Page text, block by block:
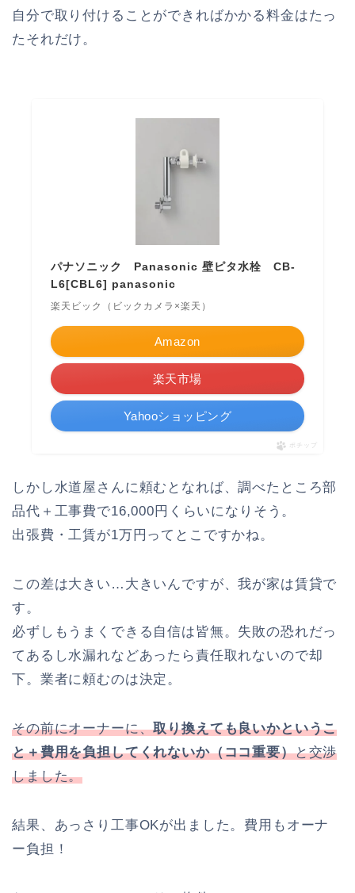
自分で取り付けることができればかかる料金はたっ
たそれだけ。
パナソニック Panasonic 壁ピタ水栓 CB-
L6[CBL6] panasonic
楽天ビック（ビックカメラ×楽天）
Amazon
楽天市場
Yahooショッピング
ポチップ
しかし水道屋さんに頼むとなれば、調べたところ部
品代＋工事費で16,000円くらいになりそう。
出張費・工賃が1万円ってとこですかね。
この差は大きい…大きいんですが、我が家は賃貸で
す。
必ずしもうまくできる自信は皆無。失敗の恐れだっ
てあるし水漏れなどあったら責任取れないので却
下。業者に頼むのは決定。
その前にオーナーに、取り換えても良いかというこ
と＋費用を負担してくれないか（ココ重要）と交渉
しました。
結果、あっさり工事OKが出ました。費用もオーナ
ー負担！